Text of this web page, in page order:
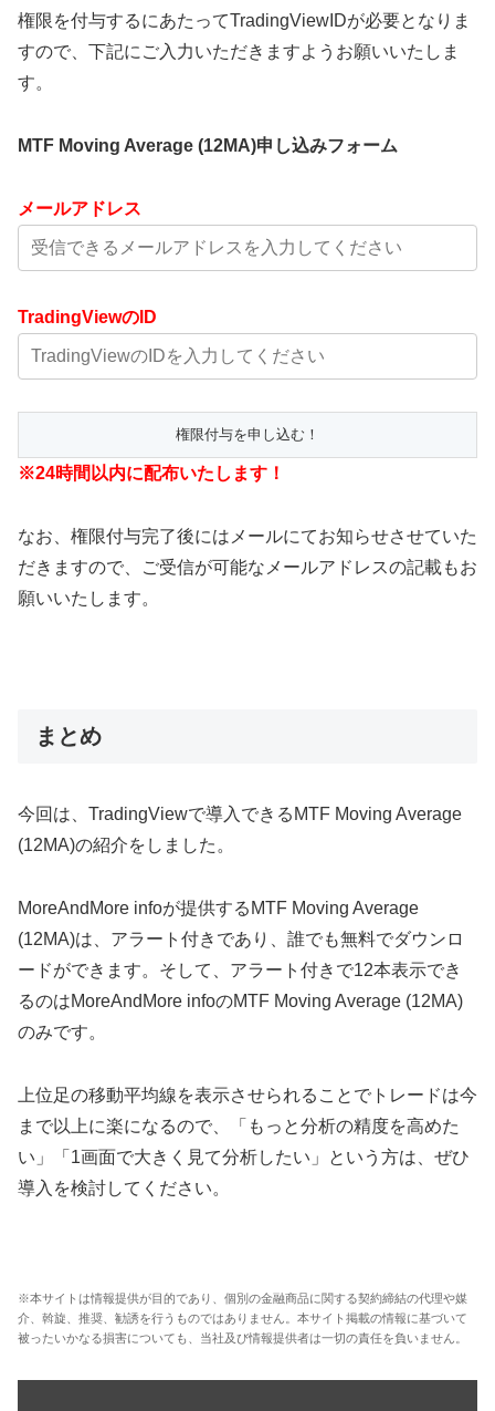
権限を付与するにあたってTradingViewIDが必要となりま
すので、下記にご入力いただきますようお願いいたしま
す。
MTF Moving Average (12MA)申し込みフォーム
メールアドレス
TradingViewのID
※24時間以内に配布いたします！
なお、権限付与完了後にはメールにてお知らせさせていた
だきますので、ご受信が可能なメールアドレスの記載もお
願いいたします。
まとめ
今回は、 TradingViewで導入できるMTF Moving Average
(12MA)の紹介をしました。
MoreAndMore infoが提供する MTF Moving Average
(12MA)は、アラート付きであり、誰でも無料でダウンロ
ードができます。そして、アラート付きで12本表示でき
るのはMoreAndMore infoのMTF Moving Average (12MA)
のみです。
上位足の移動平均線を表示させられることでトレードは今
まで以上に楽になるので、「もっと分析の精度を高めた
い」「1画面で大きく見て分析したい」という方は、ぜひ
導入を検討してください。
※本サイトは情報提供が目的であり、個別の金融商品に関する契約締結の代理や媒
介、斡旋、推奨、勧誘を行うものではありません。本サイト掲載の情報に基づいて
被ったいかなる損害についても、当社及び情報提供者は一切の責任を負いません。